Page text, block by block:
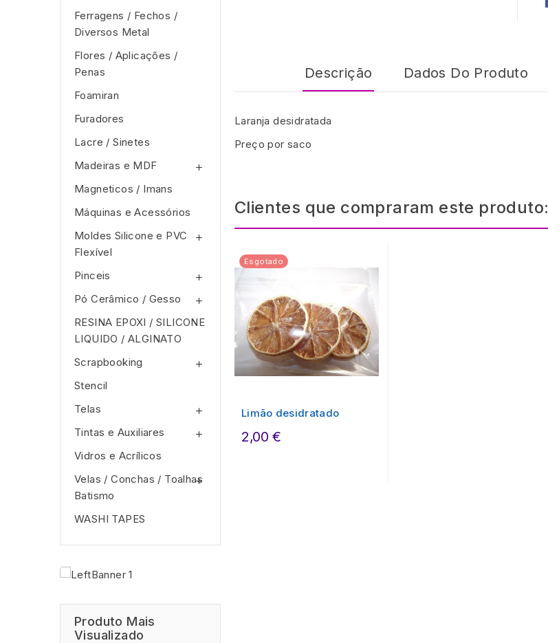
Ferragens / Fechos /
Diversos Metal
Flores / Aplicações /
Penas
Foamiran
Furadores
Lacre / Sinetes
Madeiras e MDF

Magneticos / Imans
Máquinas e Acessórios
Moldes Silicone e PVC
Flexível

Pinceis 
Pó Cerâmico / Gesso 
RESINA EPOXI / SILICONE
LIQUIDO / ALGINATO
Scrapbooking

Stencil
Telas

Tintas e Auxiliares 
Vidros e Acrí­licos
Velas / Conchas / Toalhas
Batismo

WASHI TAPES
Produto Mais
Visualizado
Descrição Dados Do Produto
Laranja desidratada
Preço por saco
Clientes que compraram este produto:
Esgotado
Limão desidratado
2,00 €